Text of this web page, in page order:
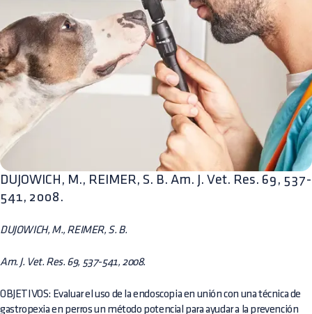
DUJOWICH, M., REIMER, S. B. Am. J. Vet. Res. 69, 537-
541, 2008.
DUJOWICH, M., REIMER, S. B.
Am. J. Vet. Res. 69, 537-541, 2008.
OBJETIVOS: Evaluar el uso de la endoscopia en unión con una técnica de
gastropexia en perros un método potencial para ayudar a la prevención